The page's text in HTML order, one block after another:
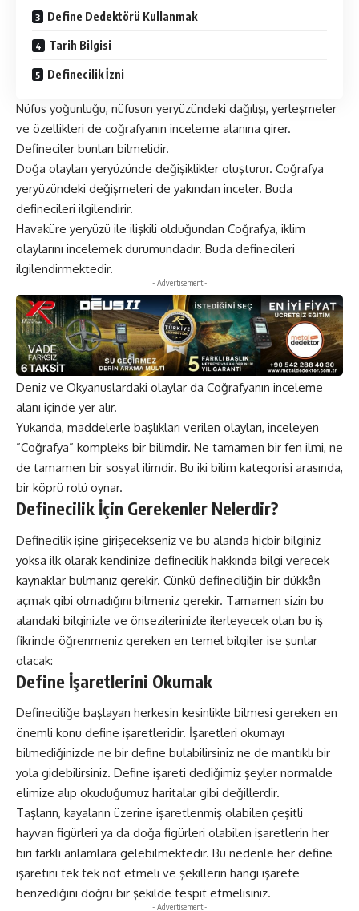
Define Dedektörü Kullanmak
Tarih Bilgisi
Definecilik İzni
Nüfus yoğunluğu, nüfusun yeryüzündeki dağılışı, yerleşmeler
ve özellikleri de coğrafyanın inceleme alanına girer.
Defineciler bunları bilmelidir.
Doğa olayları yeryüzünde değişiklikler oluşturur. Coğrafya
yeryüzündeki değişmeleri de yakından inceler. Buda
definecileri ilgilendirir.
Havaküre yeryüzü ile ilişkili olduğundan Coğrafya, iklim
olaylarını incelemek durumundadır. Buda definecileri
ilgilendirmektedir.
- Advertisement -
Deniz ve Okyanuslardaki olaylar da Coğrafyanın inceleme
alanı içinde yer alır.
Yukarıda, maddelerle başlıkları verilen olayları, inceleyen
”Coğrafya” kompleks bir bilimdir. Ne tamamen bir fen ilmi, ne
de tamamen bir sosyal ilimdir. Bu iki bilim kategorisi arasında,
bir köprü rolü oynar.
Definecilik İçin Gerekenler Nelerdir?
Definecilik işine girişecekseniz ve bu alanda hiçbir bilginiz
yoksa ilk olarak kendinize definecilik hakkında bilgi verecek
kaynaklar bulmanız gerekir. Çünkü defineciliğin bir dükkân
açmak gibi olmadığını bilmeniz gerekir. Tamamen sizin bu
alandaki bilginizle ve önsezilerinizle ilerleyecek olan bu iş
fikrinde öğrenmeniz gereken en temel bilgiler ise şunlar
olacak:
Define İşaretlerini Okumak
Defineciliğe başlayan herkesin kesinlikle bilmesi gereken en
önemli konu define işaretleridir. İşaretleri okumayı
bilmediğinizde ne bir define bulabilirsiniz ne de mantıklı bir
yola gidebilirsiniz. Define işareti dediğimiz şeyler normalde
elimize alıp okuduğumuz haritalar gibi değillerdir.
Taşların, kayaların üzerine işaretlenmiş olabilen çeşitli
hayvan figürleri ya da doğa figürleri olabilen işaretlerin her
biri farklı anlamlara gelebilmektedir. Bu nedenle her define
işaretini tek tek not etmeli ve şekillerin hangi işarete
benzediğini doğru bir şekilde tespit etmelisiniz.
- Advertisement -